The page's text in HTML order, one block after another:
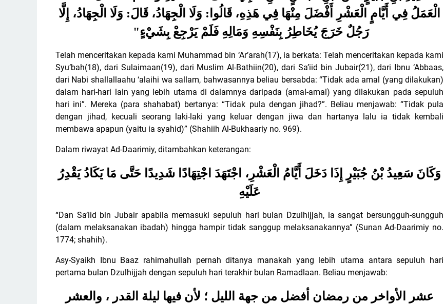
الْعَمَلُ فِي أَيَّامٍ الْعَشْرِ أَفْضَلَ مِنْهَا فِي هَذِهِ، قَالُوا: وَلَا الْجِهَادُ، قَالَ: وَلَا الْجِهَادُ، إِلَّا
رَجُلٌ خَرَجَ يُخَاطِرُ بِنَفْسِهِ وَمَالِهِ فَلَمْ يَرْجِعْ بِشَيْءٍ"
Telah menceritakan kepada kami Muhammad bin ‘Ar’arah(17), ia berkata: Telah menceritakan kepada kami
Syu’bah(18), dari Sulaimaan(19), dari Muslim Al-Bathiin(20), dari Sa’iid bin Jubair(21), dari Ibnu ‘Abbaas,
dari Nabi shallallaahu ‘alaihi wa sallam, bahwasannya beliau bersabda: “Tidak ada amal (yang dilakukan)
dalam hari-hari lain yang lebih utama di dalamnya daripada (amal-amal) yang dilakukan pada sepuluh
hari ini”. Mereka (para shahabat) bertanya: “Tidak pula dengan jihad?”. Beliau menjawab: “Tidak pula
dengan jihad, kecuali seorang laki-laki yang keluar dengan jiwa dan hartanya lalu ia tidak kembali
membawa apapun (yaitu ia syahid)” (Shahiih Al-Bukhaariy no. 969).
Dalam riwayat Ad-Daarimiy, ditambahkan keterangan:
وَكَانَ سَعِيدُ بْنُ جُبَيْرٍ إِذَا دَخَلَ أَيَّامُ الْعَشْرِ، اجْتَهَدَ اجْتِهَادًا شَدِيدًا حَتَّى مَا يَكَادُ يَقْدِرُ
عَلَيْهِ
“Dan Sa’iid bin Jubair apabila memasuki sepuluh hari bulan Dzulhijjah, ia sangat bersungguh-sungguh
(dalam melaksanakan ibadah) hingga hampir tidak sanggup melaksanakannya” (Sunan Ad-Daarimiy no.
1774; shahih).
Asy-Syaikh Ibnu Baaz rahimahullah pernah ditanya manakah yang lebih utama antara sepuluh hari
pertama bulan Dzulhijjah dengan sepuluh hari terakhir bulan Ramadlaan. Beliau menjawab:
عشر الأواخر من رمضان أفضل من جهة الليل ؛ لأن فيها ليلة القدر ، والعشر